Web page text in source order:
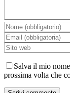
Salva il mio
prossima volta che